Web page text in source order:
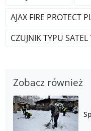
AJAX FIRE PROTECT
CZUJNIK TYPU SATEL
Zobacz również